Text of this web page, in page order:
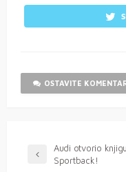
OSTAVITE
Audi otvorio
Sportback!